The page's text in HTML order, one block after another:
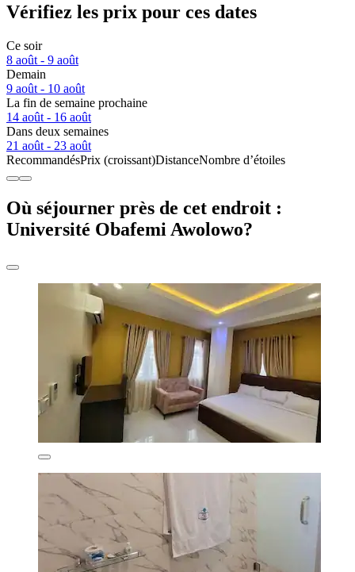
Vérifiez les prix pour ces dates
Ce soir
8 août - 9 août
Demain
9 août - 10 août
La fin de semaine prochaine
14 août - 16 août
Dans deux semaines
21 août - 23 août
RecommandésPrix (croissant)DistanceNombre d’étoiles
Où séjourner près de cet endroit :
Université Obafemi Awolowo?